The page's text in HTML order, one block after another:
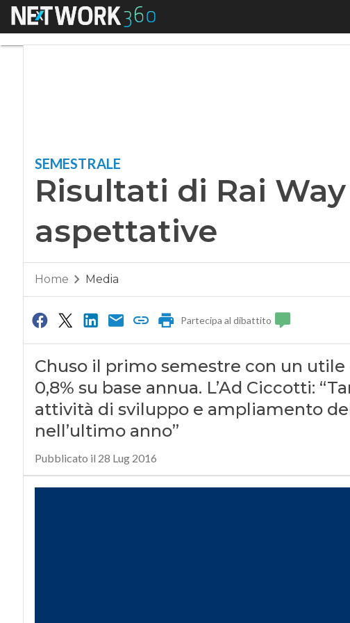
Menu
SEMESTRALE
Risultati di Rai
aspettative
Home Media
Partecipa al dibattito
Chuso il primo semestre con un
0,8% su base annua. L’Ad Ciccotti:
attività di sviluppo e ampliamento
nell’ultimo anno”
Pubblicato il 28 Lug 2016